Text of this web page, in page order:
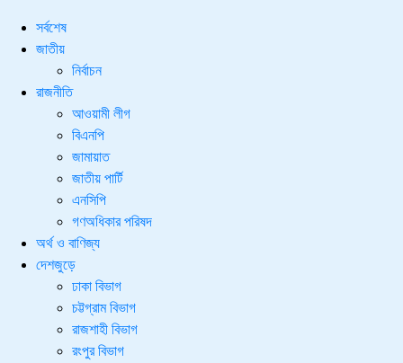
সর্বশেষ
জাতীয়
নির্বাচন
রাজনীতি
আওয়ামী লীগ
বিএনপি
জামায়াত
জাতীয় পার্টি
এনসিপি
গণঅধিকার পরিষদ
অর্থ ও বাণিজ্য
দেশজুড়ে
ঢাকা বিভাগ
চট্টগ্রাম বিভাগ
রাজশাহী বিভাগ
রংপুর বিভাগ